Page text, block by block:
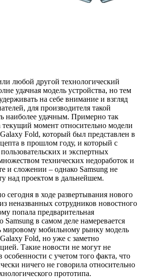
любой другой технологический
удачная модель устройства, но тем
на себе внимание и взгляд
для производителя такой
наиболее удачным. Примерно так
текущий момент относительно модели
Fold, который был представлен в
в прошлом году, и который с
и экспертных
технических недоработок и
и сложении – однако Samsung не
над проектом в дальнейшем.
сегодня в ходе развертывания нового
неназванных сотрудников новостного
попала предварительная
в самом деле намеревается
мировому мобильному рынку модель
Fold, но уже с заметно
Такие новости не могут не
особенности с учетом того факта, что
ничего не говорила относительно
прототипа.